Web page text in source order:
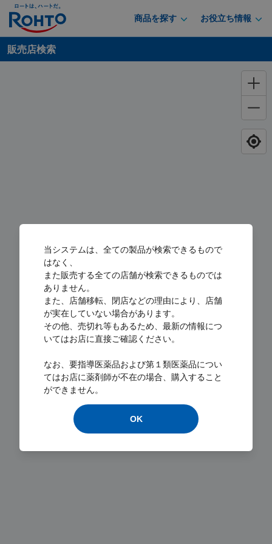
商品を探す お役立ち情報
販売店検索
Loading...
当システムは、全ての製品が検索できるもので
はなく、
また販売する全ての店舗が検索できるものでは
ありません。
また、店舗移転、閉店などの理由により、店舗
が実在していない場合があります。
その他、売切れ等もあるため、最新の情報につ
いてはお店に直接ご確認ください。
なお、要指導医薬品および第１類医薬品につい
てはお店に薬剤師が不在の場合、購入すること
ができません。
OK